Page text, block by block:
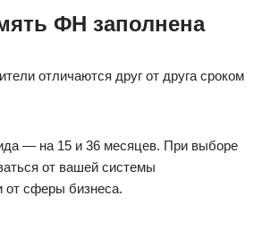
ФН заполнена
отличаются друг от друга сроком
— на 15 и 36 месяцев. При выборе
от вашей системы
от сферы бизнеса.